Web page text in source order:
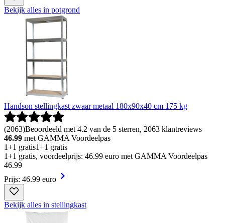
Bekijk alles in potgrond
Handson stellingkast zwaar metaal 180x90x40 cm 175 kg
(2063)Beoordeeld met 4.2 van de 5 sterren, 2063 klantreviews
46.99 met GAMMA Voordeelpas
1+1 gratis1+1 gratis
1+1 gratis, voordeelprijs: 46.99 euro met GAMMA Voordeelpas
46.99
Prijs: 46.99 euro
Bekijk alles in stellingkast